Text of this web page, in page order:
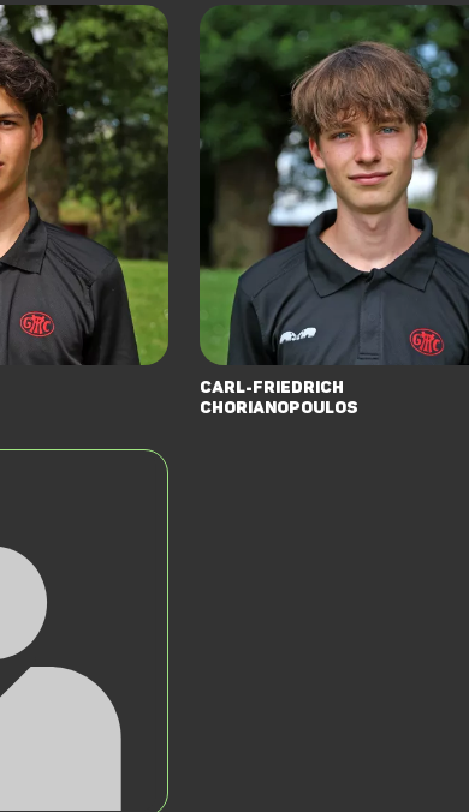
Carl-Friedrich
Chorianopoulos